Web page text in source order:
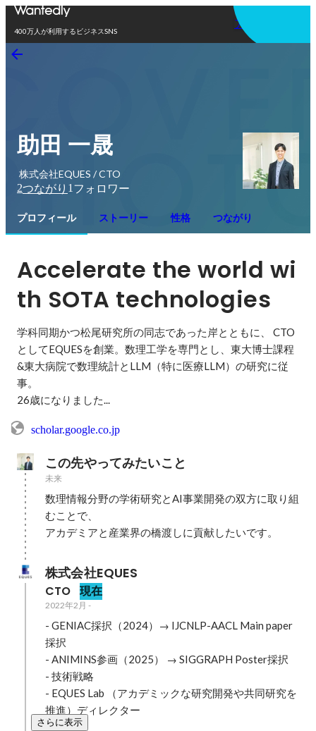
400万人が利用するビジネスSNS
アプリを使う
助田 一晟
株式会社EQUES / CTO
2つながり 1 フォロワー
プロフィール ストーリー 性格 つながり
Accelerate the world wi
th SOTA technologies
学科同期かつ松尾研究所の同志であった岸とともに、 CTO
としてEQUESを創業。数理工学を専門とし、東大博士課程
&東大病院で数理統計とLLM（特に医療LLM）の研究に従
事。
26歳になりました...
scholar.google.co.jp
この先やってみたいこと
未来
数理情報分野の学術研究とAI事業開発の双方に取り組
むことで、
アカデミアと産業界の橋渡しに貢献したいです。
株式会社EQUES
CTO 現在
2022年2月 -
- GENIAC採択（2024）→ IJCNLP-AACL Main paper
採択
- ANIMINS参画（2025） → SIGGRAPH Poster採択
- 技術戦略
- EQUES Lab （アカデミックな研究開発や共同研究を
推進）ディレクター
さらに表示